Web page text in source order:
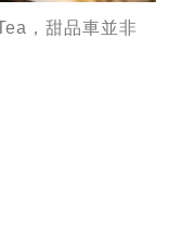
，甜品車並非